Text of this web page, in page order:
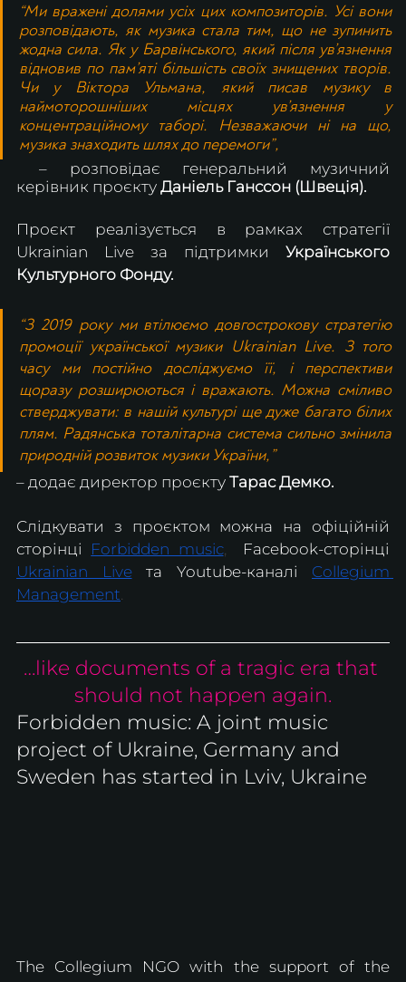
“Ми вражені долями усіх цих композиторів. Усі вони
розповідають, як музика стала тим, що не зупинить
жодна сила. Як у Барвінського, який після ув’язнення
відновив по пам’яті більшість своїх знищених творів.
Чи у Віктора Ульмана, який писав музику в
наймоторошніших місцях ув’язнення у
концентраційному таборі. Незважаючи ні на що,
музика знаходить шлях до перемоги”,
–
розповідає генеральний музичний
керівник проєкту Даніель Ганссон (Швеція).
Проєкт реалізується в рамках стратегії
Ukrainian Live за підтримки Українського
Культурного Фонду.
“З 2019 року ми втілюємо довгострокову стратегію
промоції української музики Ukrainian Live. З того
часу ми постійно досліджуємо її, і перспективи
щоразу розширюються і вражають. Можна сміливо
стверджувати: в нашій культурі ще дуже багато білих
плям. Радянська тоталітарна система сильно змінила
природній розвиток музики України,”
– додає директор проєкту Тарас Демко.
Слідкувати з проєктом можна на офіційній
сторінці Forbidden music,
Ukrainian Live та Youtube-каналі Collegium
Management.
…like documents of a tragic era that
should not happen again.
Forbidden music: A joint music
project of Ukraine, Germany and
Sweden has started in Lviv, Ukraine
The Collegium NGO with the support of the